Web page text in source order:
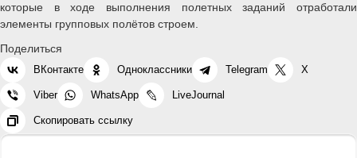
которые в ходе выполнения полетных заданий отработали
элементы групповых полётов строем.
Поделиться
ВКонтакте Одноклассники Telegram X
Viber WhatsApp LiveJournal
Скопировать ссылку